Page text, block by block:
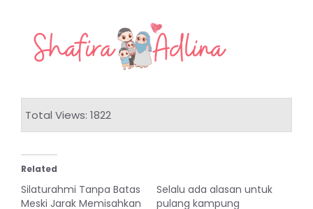
Total Views: 1822
Related
Silaturahmi Tanpa Batas
Meski Jarak Memisahkan
Selalu ada alasan untuk
pulang kampung